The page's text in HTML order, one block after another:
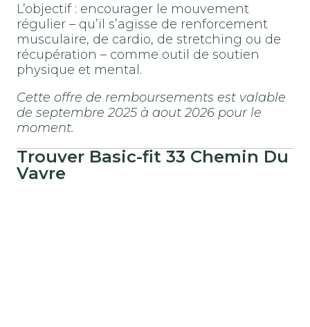
L’objectif : encourager le mouvement
régulier – qu’il s’agisse de renforcement
musculaire, de cardio, de stretching ou de
récupération – comme outil de soutien
physique et mental.
Cette offre de remboursements est valable
de septembre 2025 à aout 2026 pour le
moment.
Trouver Basic-fit 33 Chemin Du
Vavre